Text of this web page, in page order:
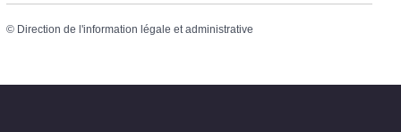
© Direction de l'information légale et administrative